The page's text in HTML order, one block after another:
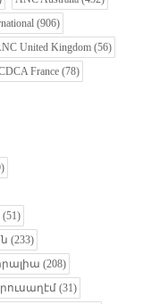
(906)
United Kingdom (56)
France (78)
(51)
(233)
(208)
(31)